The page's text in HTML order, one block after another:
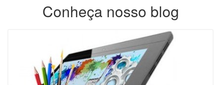
Conheça nosso blog